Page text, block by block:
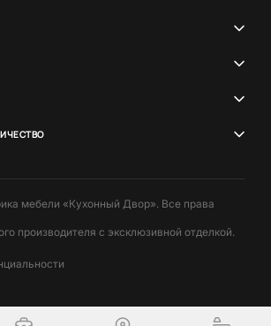
мебели «Кухонный Двор». Все права
производителя с эксклюзивной отделкой.